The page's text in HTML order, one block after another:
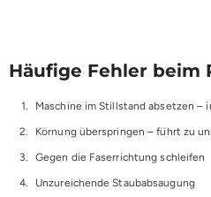
Häufige Fehler beim
Maschine im Stillstand absetzen –
Körnung überspringen – führt zu
Gegen die Faserrichtung schleifen
Unzureichende Staubabsaugung